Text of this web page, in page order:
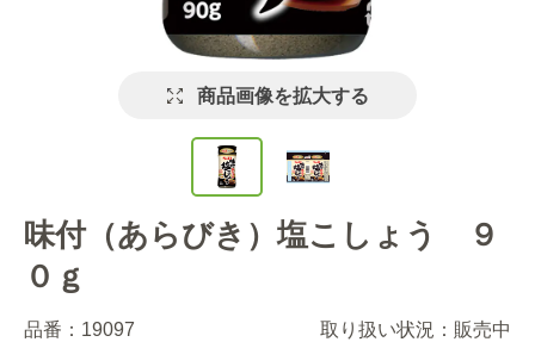
商品画像を拡大する
味付（あらびき）塩こしょう ９
０ｇ
品番： 19097 取り扱い状況： 販売中